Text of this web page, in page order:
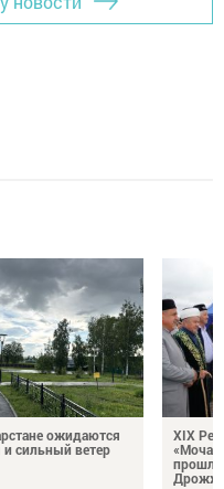
ожидаются
и сильный ветер
XIX